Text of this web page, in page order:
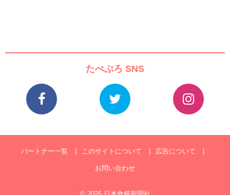
たべぷろ SNS
パートナー一覧 このサイトについて 広告について
お問い合わせ